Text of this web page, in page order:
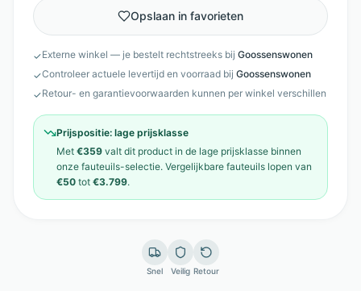
Opslaan in favorieten
✓Externe winkel — je bestelt rechtstreeks bij Goossenswonen
✓Controleer actuele levertijd en voorraad bij Goossenswonen
✓Retour- en garantievoorwaarden kunnen per winkel verschillen
Prijspositie: lage prijsklasse
Met €359 valt dit product in de lage prijsklasse binnen
onze fauteuils-selectie. Vergelijkbare fauteuils lopen van
€50 tot €3.799.
Snel Veilig Retour